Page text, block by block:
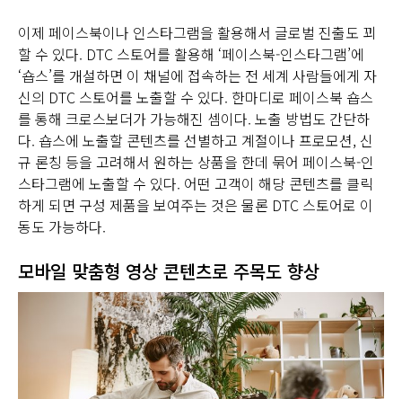
이제 페이스북이나 인스타그램을 활용해서 글로벌 진출도 꾀
할 수 있다. DTC 스토어를 활용해 ‘페이스북-인스타그램’에
‘숍스’를 개설하면 이 채널에 접속하는 전 세계 사람들에게 자
신의 DTC 스토어를 노출할 수 있다. 한마디로 페이스북 숍스
를 통해 크로스보더가 가능해진 셈이다. 노출 방법도 간단하
다. 숍스에 노출할 콘텐츠를 선별하고 계절이나 프로모션, 신
규 론칭 등을 고려해서 원하는 상품을 한데 묶어 페이스북-인
스타그램에 노출할 수 있다. 어떤 고객이 해당 콘텐츠를 클릭
하게 되면 구성 제품을 보여주는 것은 물론 DTC 스토어로 이
동도 가능하다.
모바일 맞춤형 영상 콘텐츠로 주목도 향상